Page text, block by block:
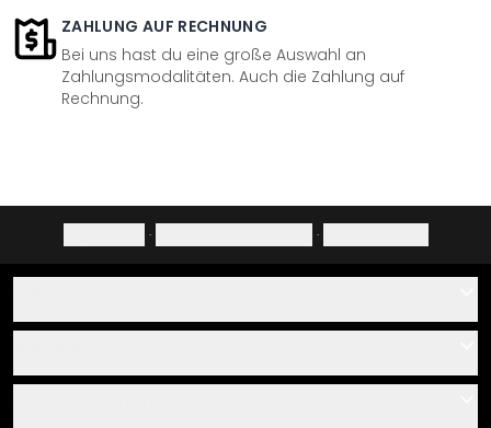
ZAHLUNG AUF RECHNUNG
Bei uns hast du eine große Auswahl an
Zahlungsmodalitäten. Auch die Zahlung auf
Rechnung.
· ·
Über uns